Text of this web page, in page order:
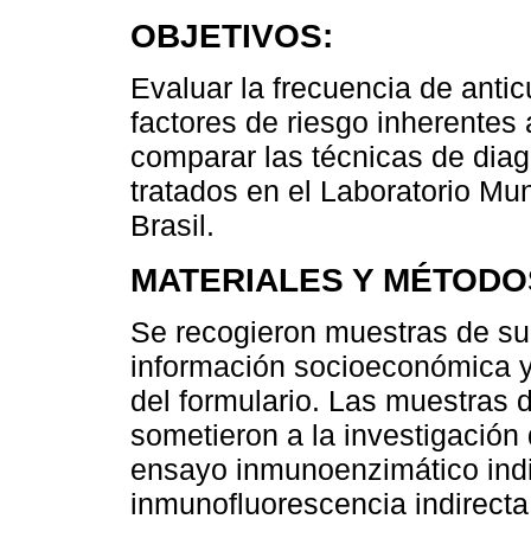
OBJETIVOS:
Evaluar la frecuencia de
factores de riesgo
comparar las técnicas de
tratados en el Laboratorio
Brasil.
MATERIALES Y
Se recogieron muestras de
información socioeconómica
del formulario. Las muestras
sometieron a la
ensayo inmunoenzimático
inmunofluorescencia